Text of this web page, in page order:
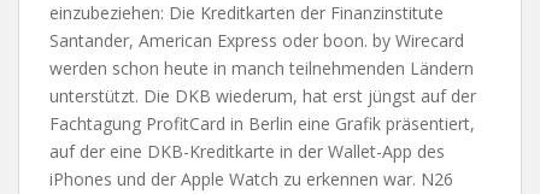
einzubeziehen: Die Kreditkarten der Finanzinstitute
Santander, American Express oder boon. by Wirecard
werden schon heute in manch teilnehmenden Ländern
unterstützt. Die DKB wiederum, hat erst jüngst auf der
Fachtagung ProfitCard in Berlin eine Grafik präsentiert,
auf der eine DKB-Kreditkarte in der Wallet-App des
iPhones und der Apple Watch zu erkennen war. N26